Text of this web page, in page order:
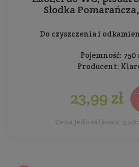
Słodka
Do czyszczenia i
Pojemność: 750
Producent:
23,99 zł
Cena jednostkowa: 3,20